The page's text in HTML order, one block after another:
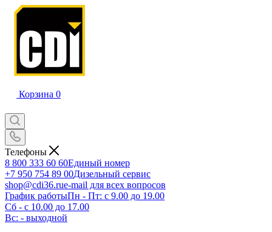
Корзина 0
Телефоны
8 800 333 60 60Единый номер
+7 950 754 89 00Дизельный сервис
shop@cdi36.rue-mail для всех вопросов
График работыПн - Пт: с 9.00 до 19.00
Сб - с 10.00 до 17.00
Вс: - выходной